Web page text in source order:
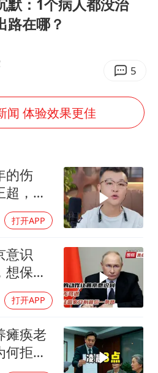
打虎 宋致远被查
陕西柞水泥石流已致2死 仍有1人失联
上半年国内居民出游人次34.63亿
存百花奖开幕式红裙起舞
店主称换“青海拉面”招牌后生意更好
泰国初中生饮弹自尽前开了26枪
近平心系体育强国建设
默：1个病人都没治
路在哪？
5
闻 体验效果更佳
的伤
，他
老
打开APP
意识
保住
路
打开APP
瘫痪老
拒不